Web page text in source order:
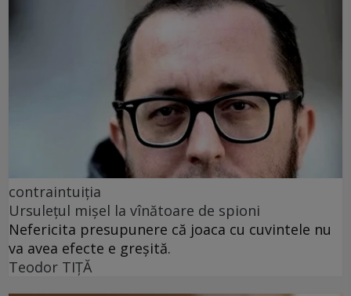
contraintuiția
Ursulețul mișel la vînătoare de spioni
Nefericita presupunere că joaca cu cuvintele nu
va avea efecte e greșită.
Teodor TIŢĂ